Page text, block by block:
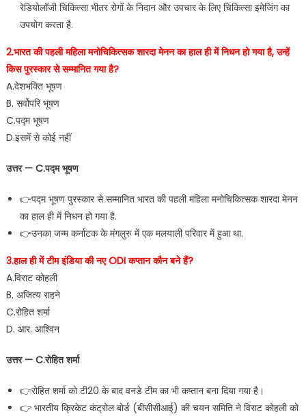
रेडियोलॉजी चिकित्सा भीतर रोगों के निदान और उपचार के लिए चिकित्सा इमेजिंग का
उपयोग करता है.
2.भारत की पहली महिला मनोचिकित्सक शारदा मेनन का हाल ही में निधन हो गया है, उन्हें
किस पुरस्कार से सम्मानित गया है?
A.देशभक्ति भूषण
B. सर्वोपरि भूषण
C.पद्म भूषण
D.इसमें से कोई नहीं
उत्तर — C.पद्म भूषण
👉पद्म भूषण पुरस्कार से सम्मानित भारत की पहली महिला मनोचिकित्सक शारदा मेनन
का हाल ही में निधन हो गया है.
👉उनका जन्म कर्नाटक के मंगलुरु में एक मलयाली परिवार में हुआ था.
3.हाल ही में टीम इंडिया की नए ODI कप्तान कौन बने हैं?
A.विराट कोहली
B. अजित्य राहने
C.रोहित शर्मा
D. आर. आश्विन
उत्तर — C.रोहित शर्मा
👉रोहित शर्मा को टी20 के बाद वनडे टीम का भी कप्तान बना दिया गया है।
👉 भारतीय क्रिकेट कंट्रोल बोर्ड (बीसीसीआई) की चयन समिति ने विराट कोहली को